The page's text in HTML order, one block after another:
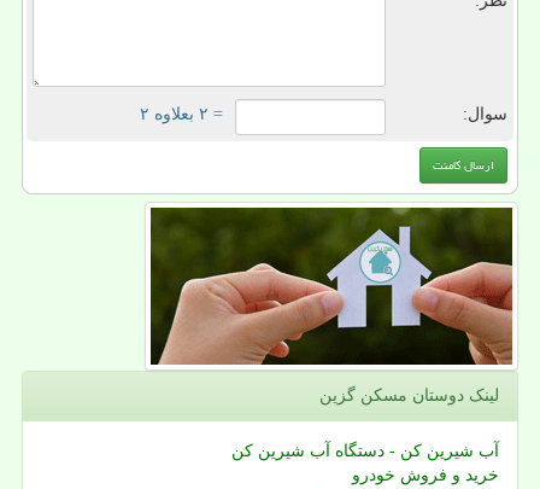
سوال: = ۲ بعلاوه ۲
لینک دوستان مسكن گزین
آب شیرین کن - دستگاه آب شیرین کن
خرید و فروش خودرو